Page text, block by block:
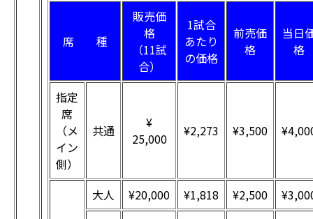
席 種
販売価
格
（11試
合）
1試合
あたり
の価格
前売価
格
当日
格
指定
席
（メ
イン
側）
共通
¥
25,000
¥2,273 ¥3,500
大人 ¥20,000 ¥1,818 ¥2,500